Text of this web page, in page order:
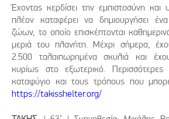
Έχοντας κερδίσει την εμπιστοσύνη και
πλέον καταφέρει να δημιουργήσει
ζώων, το οποίο επισκέπτονται
μεριά του πλανήτη. Μέχρι σήμερα,
2.500 ταλαιπωρημένα σκυλιά και
κυρίως στο εξωτερικό.
καταφύγιο και τους τρόπους που
https://takisshelter.org/